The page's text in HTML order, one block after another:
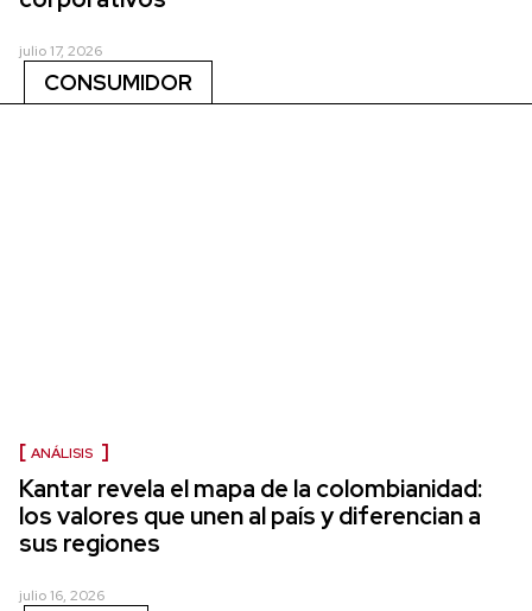
julio 17, 2026
CONSUMIDOR
ANÁLISIS
Kantar revela el mapa de la colombianidad:
los valores que unen al país y diferencian a
sus regiones
julio 16, 2026